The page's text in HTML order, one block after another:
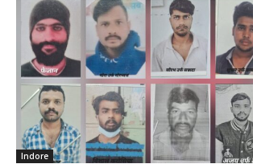
Indore